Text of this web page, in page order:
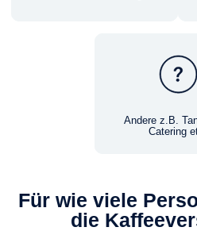
Andere z.B.
Catering
Für wie viele
die